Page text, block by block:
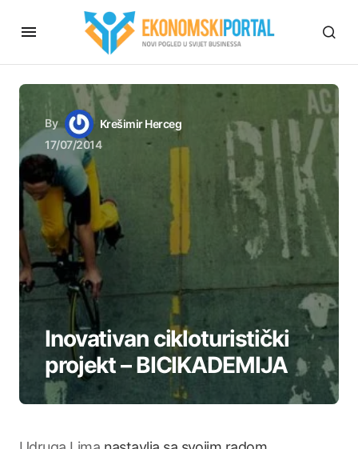
By
Krešimir Herceg
17/07/2014
Inovativan cikloturistički
projekt – BICIKADEMIJA